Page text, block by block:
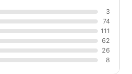
3
74
111
62
26
8